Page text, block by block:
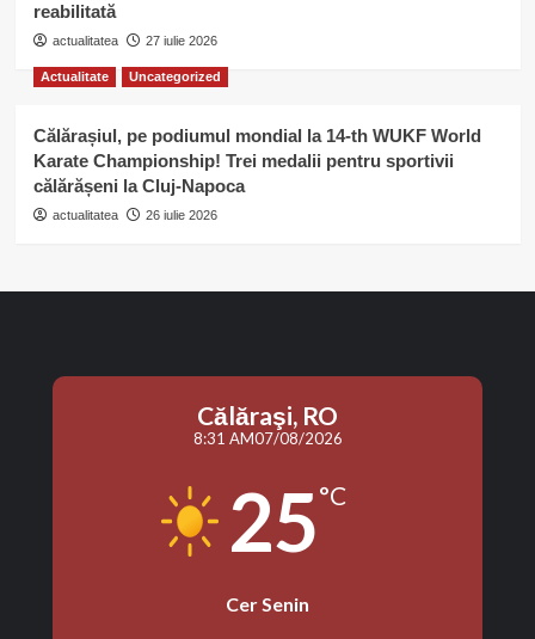
reabilitată
actualitatea 27 iulie 2026
Actualitate Uncategorized
Călărașiul, pe podiumul mondial la 14-th WUKF World
Karate Championship! Trei medalii pentru sportivii
călărășeni la Cluj-Napoca
actualitatea 26 iulie 2026
Călăraşi, RO
8:31 AM07/08/2026
25°C
Cer Senin